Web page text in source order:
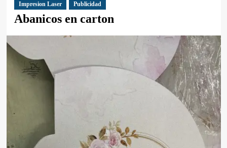
Impresion Laser Publicidad
Abanicos en carton